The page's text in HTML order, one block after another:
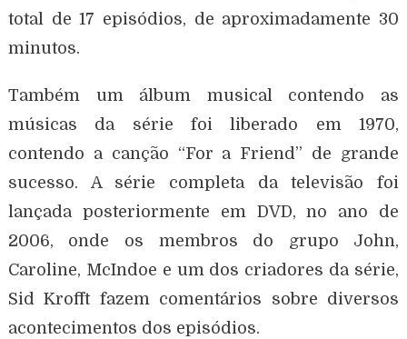
total de 17 episódios, de aproximadamente 30
minutos.
Também um álbum musical contendo as
músicas da série foi liberado em 1970,
contendo a canção “For a Friend” de grande
sucesso. A série completa da televisão foi
lançada posteriormente em DVD, no ano de
2006, onde os membros do grupo John,
Caroline, McIndoe e um dos criadores da série,
Sid Krofft fazem comentários sobre diversos
acontecimentos dos episódios.